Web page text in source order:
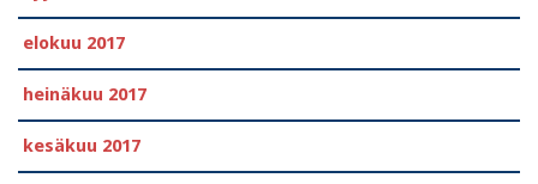
elokuu 2017
heinäkuu 2017
kesäkuu 2017